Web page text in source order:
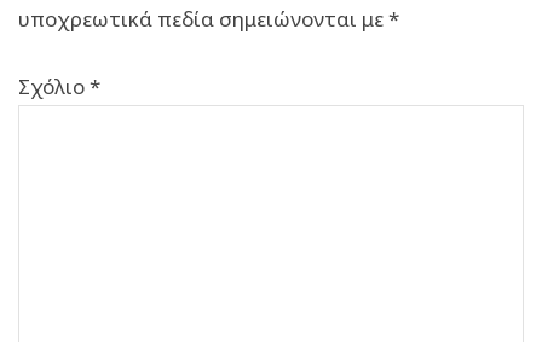
υποχρεωτικά πεδία σημειώνονται με*
Σχόλιο*